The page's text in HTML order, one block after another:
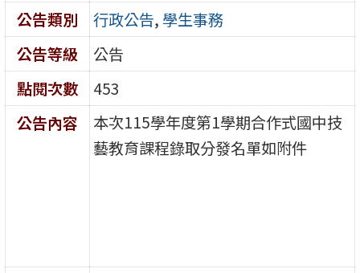
公告類別
行政公告, 學生事務
公告等級
公告
點閱次數
453
公告內容
本次115學年度第1學期合作式國中技
藝教育課程錄取分發名單如附件